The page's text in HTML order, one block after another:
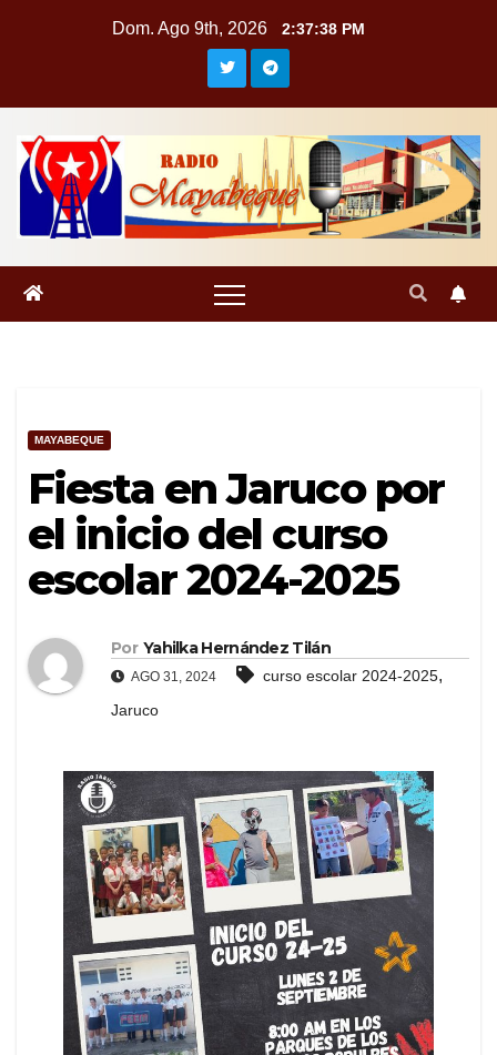
Dom. Ago 9th, 2026 2:37:38 PM
MAYABEQUE
Fiesta en Jaruco por
el inicio del curso
escolar 2024-2025
Por Yahilka Hernández Tilán
AGO 31, 2024 curso escolar 2024-2025,
Jaruco